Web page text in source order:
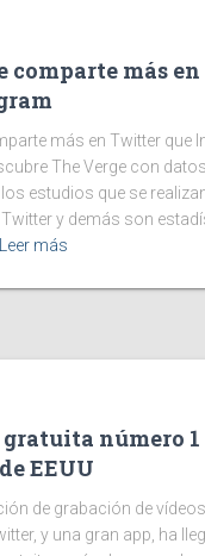
comparte más
más en Twitter que
The Verge con
estudios que se
y demás son
Leer más
número 1
EEUU
de grabación de
y una gran app, ha